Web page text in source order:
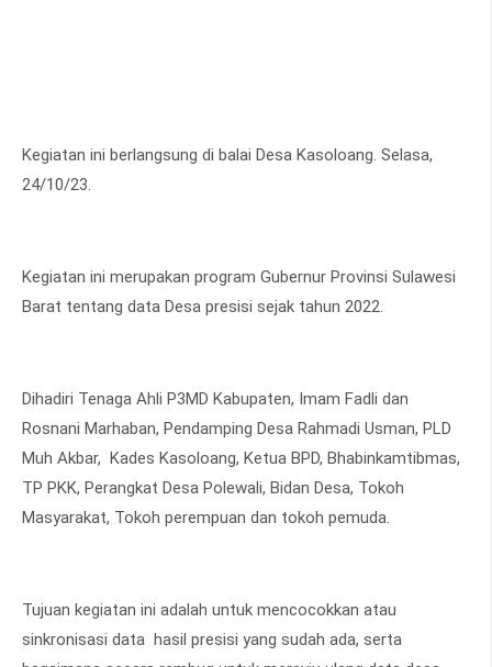
Kegiatan ini berlangsung di balai Desa Kasoloang. Selasa,
24/10/23.
Kegiatan ini merupakan program Gubernur Provinsi Sulawesi
Barat tentang data Desa presisi sejak tahun 2022.
Dihadiri Tenaga Ahli P3MD Kabupaten, Imam Fadli dan
Rosnani Marhaban, Pendamping Desa Rahmadi Usman, PLD
Muh Akbar, Kades Kasoloang, Ketua BPD, Bhabinkamtibmas,
TP PKK, Perangkat Desa Polewali, Bidan Desa, Tokoh
Masyarakat, Tokoh perempuan dan tokoh pemuda.
Tujuan kegiatan ini adalah untuk mencocokkan atau
sinkronisasi data hasil presisi yang sudah ada, serta